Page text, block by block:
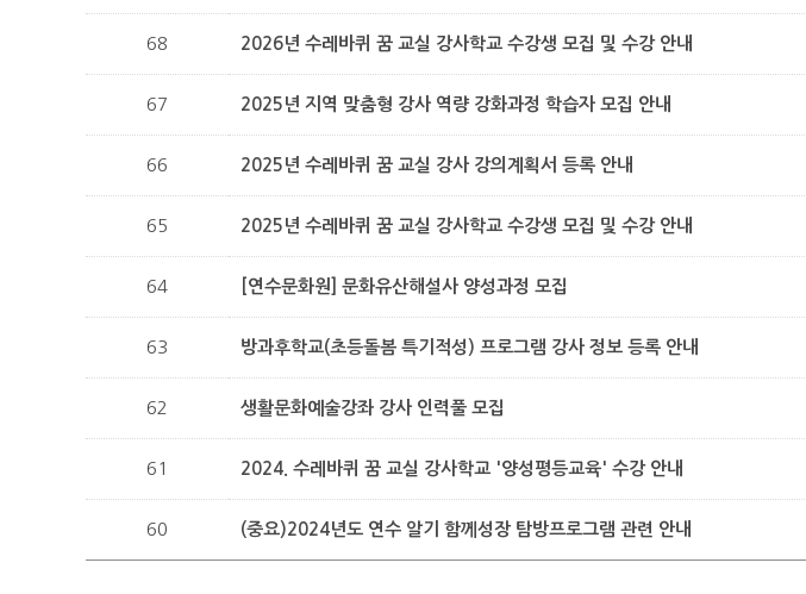
68 2026년 수레바퀴 꿈 교실 강사학교 수강생 모집 및 수강 안내
67 2025년 지역 맞춤형 강사 역량 강화과정 학습자 모집 안내
66 2025년 수레바퀴 꿈 교실 강사 강의계획서 등록 안내
65 2025년 수레바퀴 꿈 교실 강사학교 수강생 모집 및 수강 안내
64 [연수문화원] 문화유산해설사 양성과정 모집
63 방과후학교(초등돌봄 특기적성) 프로그램 강사 정보 등록 안내
62 생활문화예술강좌 강사 인력풀 모집
61 2024. 수레바퀴 꿈 교실 강사학교 '양성평등교육' 수강 안내
60 (중요)2024년도 연수 알기 함께성장 탐방프로그램 관련 안내